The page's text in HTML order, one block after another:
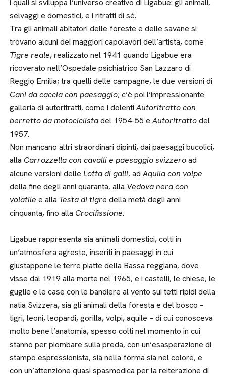
i quali si sviluppa l’universo creativo di Ligabue: gli animali,
selvaggi e domestici, e i ritratti di sé.
Tra gli animali abitatori delle foreste e delle savane si
trovano alcuni dei maggiori capolavori dell’artista, come
Tigre reale, realizzato nel 1941 quando Ligabue era
ricoverato nell’Ospedale psichiatrico San Lazzaro di
Reggio Emilia; tra quelli delle campagne, le due versioni di
Cani da caccia con paesaggio; c’è poi l’impressionante
galleria di autoritratti, come i dolentiAutoritratto con
berretto da motociclistadel 1954-55 eAutoritrattodel
1957.
Non mancano altri straordinari dipinti, dai paesaggi bucolici,
alla Carrozzella con cavalli e paesaggio svizzeroad
alcune versioni delleLotta di galli, adAquila con volpe
della fine degli anni quaranta, alla Vedova nera con
volatile e alla Testa di tigre della metà degli anni
cinquanta, fino alla Crocifissione.
Ligabue rappresenta sia animali domestici, colti in
un’atmosfera agreste, inseriti in paesaggi in cui
giustappone le terre piatte della Bassa reggiana, dove
visse dal 1919 alla morte nel 1965, e i castelli, le chiese, le
guglie e le case con le bandiere al vento sui tetti ripidi della
natia Svizzera, sia gli animali della foresta e del bosco –
tigri, leoni, leopardi, gorilla, volpi, aquile – di cui conosceva
molto bene l’anatomia, spesso colti nel momento in cui
stanno per piombare sulla preda, con un’esasperazione di
stampo espressionista, sia nella forma sia nel colore, e
con un’attenzione quasi spasmodica per la reiterazione di